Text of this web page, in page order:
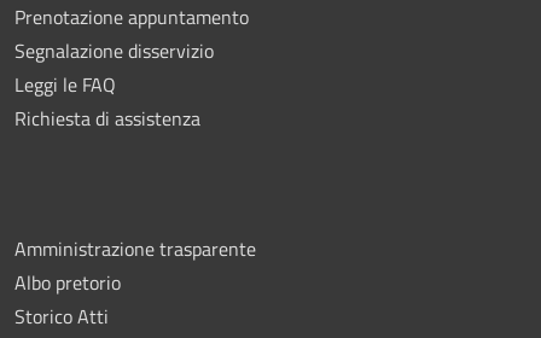
Prenotazione appuntamento
Segnalazione disservizio
Leggi le FAQ
Richiesta di assistenza
Amministrazione trasparente
Albo pretorio
Storico Atti